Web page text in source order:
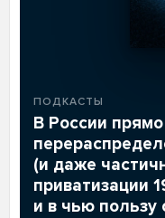
ПОДКАСТЫ
В России
(и даже
приватизации
и в чью пользу